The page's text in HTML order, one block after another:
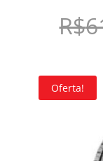
R$
Oferta!